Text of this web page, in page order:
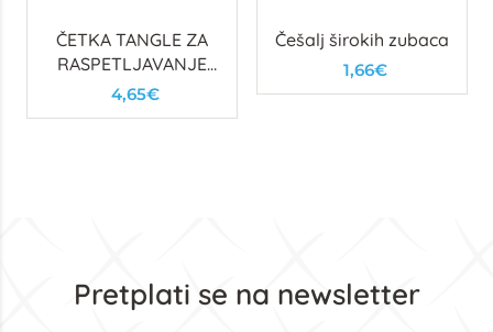
ČETKA TANGLE ZA
RASPETLJAVANJE
KOSE - ROZA
4,65€
Češalj širokih zubaca
1,66€
Pretplati se na newsletter